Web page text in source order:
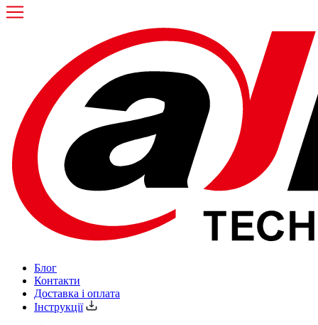
Блог
Контакти
Доставка і оплата
Інструкції